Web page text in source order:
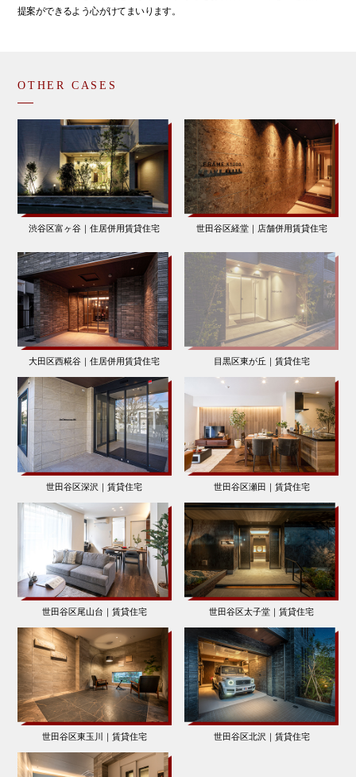
提案ができるよう心がけてまいります。
OTHER CASES
渋谷区富ヶ谷｜住居併用賃貸住宅 世田谷区経堂｜店舗併用賃貸住宅
大田区西糀谷｜住居併用賃貸住宅 目黒区東が丘｜賃貸住宅
世田谷区深沢｜賃貸住宅 世田谷区瀬田｜賃貸住宅
世田谷区尾山台｜賃貸住宅 世田谷区太子堂｜賃貸住宅
世田谷区東玉川｜賃貸住宅 世田谷区北沢｜賃貸住宅